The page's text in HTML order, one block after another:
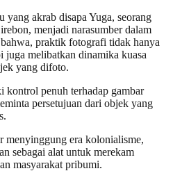
akrab disapa Yuga, seorang
menjadi narasumber dalam
praktik fotografi tidak hanya
juga melibatkan dinamika kuasa
yang difoto.
penuh terhadap gambar
persetujuan dari objek yang
menyinggung era kolonialisme,
sebagai alat untuk merekam
masyarakat pribumi.